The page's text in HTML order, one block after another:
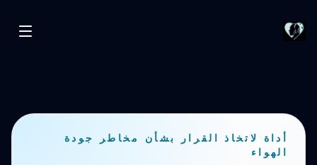
أداة لاتخاذ القرار بشأن مخاطر جودة
الهواء